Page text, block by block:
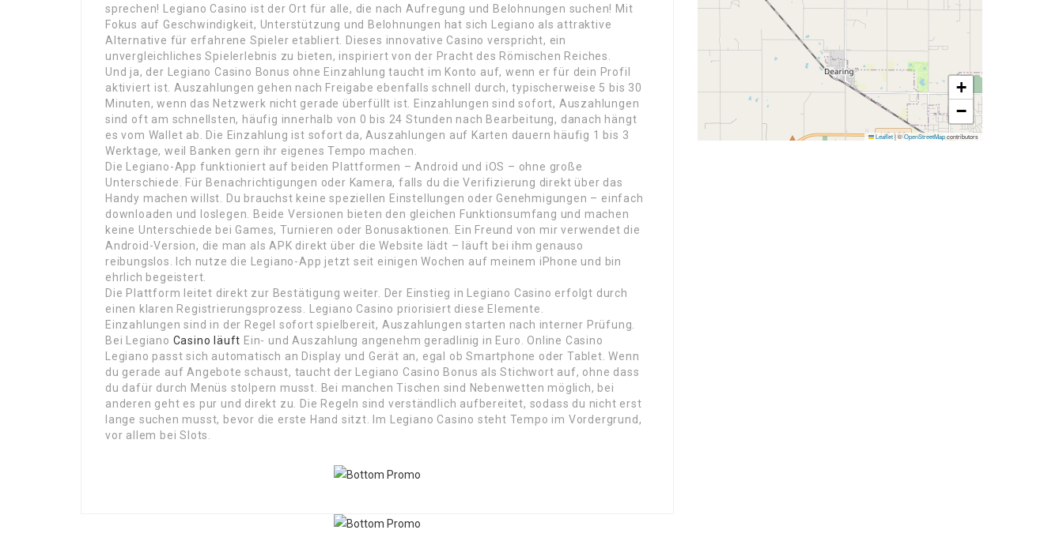
sprechen! Legiano Casino ist der Ort für alle, die nach Aufregung und Belohnungen suchen! Mit
Fokus auf Geschwindigkeit, Unterstützung und Belohnungen hat sich Legiano als attraktive
Alternative für erfahrene Spieler etabliert. Dieses innovative Casino verspricht, ein
unvergleichliches Spielerlebnis zu bieten, inspiriert von der Pracht des Römischen Reiches.
Und ja, der Legiano Casino Bonus ohne Einzahlung taucht im Konto auf, wenn er für dein Profil
aktiviert ist. Auszahlungen gehen nach Freigabe ebenfalls schnell durch, typischerweise 5 bis 30
Minuten, wenn das Netzwerk nicht gerade überfüllt ist. Einzahlungen sind sofort, Auszahlungen
sind oft am schnellsten, häufig innerhalb von 0 bis 24 Stunden nach Bearbeitung, danach hängt
es vom Wallet ab. Die Einzahlung ist sofort da, Auszahlungen auf Karten dauern häufig 1 bis 3
Werktage, weil Banken gern ihr eigenes Tempo machen.
Die Legiano-App funktioniert auf beiden Plattformen – Android und iOS – ohne große
Unterschiede. Für Benachrichtigungen oder Kamera, falls du die Verifizierung direkt über das
Handy machen willst. Du brauchst keine speziellen Einstellungen oder Genehmigungen – einfach
downloaden und loslegen. Beide Versionen bieten den gleichen Funktionsumfang und machen
keine Unterschiede bei Games, Turnieren oder Bonusaktionen. Ein Freund von mir verwendet die
Android-Version, die man als APK direkt über die Website lädt – läuft bei ihm genauso
reibungslos. Ich nutze die Legiano-App jetzt seit einigen Wochen auf meinem iPhone und bin
ehrlich begeistert.
Die Plattform leitet direkt zur Bestätigung weiter. Der Einstieg in Legiano Casino erfolgt durch
einen klaren Registrierungsprozess. Legiano Casino priorisiert diese Elemente.
Einzahlungen sind in der Regel sofort spielbereit, Auszahlungen starten nach interner Prüfung.
Bei Legiano Casino läuft Ein- und Auszahlung angenehm geradlinig in Euro. Online Casino
Legiano passt sich automatisch an Display und Gerät an, egal ob Smartphone oder Tablet. Wenn
du gerade auf Angebote schaust, taucht der Legiano Casino Bonus als Stichwort auf, ohne dass
du dafür durch Menüs stolpern musst. Bei manchen Tischen sind Nebenwetten möglich, bei
anderen geht es pur und direkt zu. Die Regeln sind verständlich aufbereitet, sodass du nicht erst
lange suchen musst, bevor die erste Hand sitzt. Im Legiano Casino steht Tempo im Vordergrund,
vor allem bei Slots.
+
−
Leaflet|©OpenStreetMapcontributors